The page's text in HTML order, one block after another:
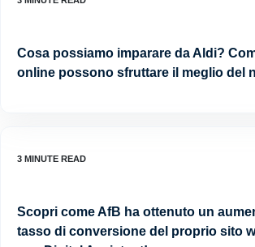
Cosa possiamo imparare da Aldi?
online possono sfruttare il meglio del
Scopri come AfB ha ottenuto un
tasso di conversione del proprio sito